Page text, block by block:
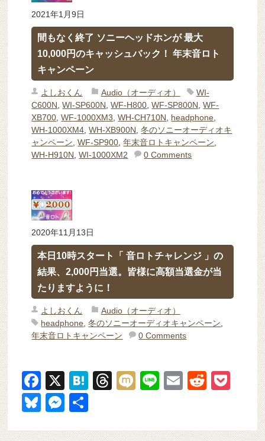
2021年1月9日
間もなく終了 ソニーヘッドホンが 最大
10,000円のキャッシュバック！ 年末音ロト
キャンペーン
よしおくん Audio（オーディオ）
WI-
C600N ,WI-SP600N ,WF-H800 ,WF-SP800N ,WF-
XB700 ,WF-1000XM3 ,WH-CH710N headphone
WH-1000XM4 ,WH-XB900N ,冬のソニーオーディオキ
ャンペーン ,WF-SP900 ,年末音ロトキャンペーン
WH-H910N ,WI-1000XM2 0 Comments
2020年11月13日
本日10時スタート「 音ロトチャレンジ 」の
結果、2,000円当選。皆様に高額当選金が当
たりますように！
よしおくん
Audio（オーディオ）
headphone ,冬のソニーオーディオキャンペーン
年末音ロトキャンペーン
0 Comments
F
a
c
X
H
T
M Li
E
R
Bl M